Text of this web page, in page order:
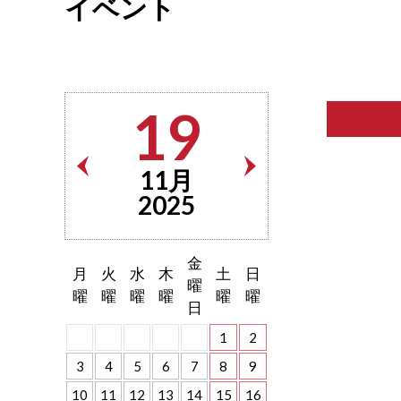
イベント
19
11月
2025
月
曜
火
曜
水
曜
木
曜
金
曜
日
土
曜
日
曜
1
2
3
4 5 6 7 8
9
10
11 12 13 14 15
16